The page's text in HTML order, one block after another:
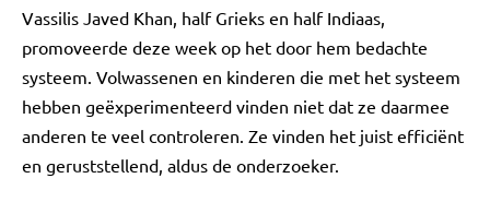
Vassilis Javed Khan, half Grieks en half Indiaas,
promoveerde deze week op het door hem bedachte
systeem. Volwassenen en kinderen die met het systeem
hebben geëxperimenteerd vinden niet dat ze daarmee
anderen te veel controleren. Ze vinden het juist efficiënt
en geruststellend, aldus de onderzoeker.